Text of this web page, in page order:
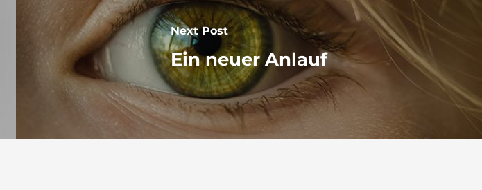
Next Post
Ein neuer Anlauf